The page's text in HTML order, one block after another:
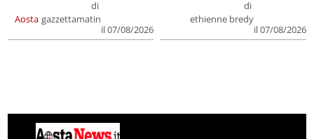
Aosta
di
gazzettamatin
il 07/08/2026
di
ethienne bredy
il 07/08/2026